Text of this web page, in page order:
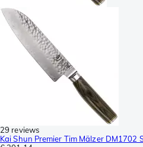
29 reviews
Kai Shun Premier Tim Mälzer DM1702